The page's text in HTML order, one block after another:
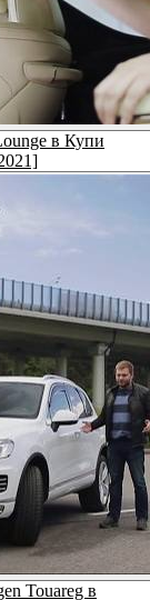
в Купи
Touareg в